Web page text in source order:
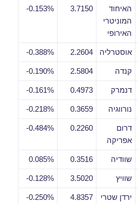
האיחוד
המוניטרי
האירופי
3.7150
0.153%-
אוסטרליה 2.2604
0.388%-
קנדה 2.5804
0.190%-
דנמרק 0.4973
0.161%-
נורווגיה 0.3659
0.218%-
דרום
אפריקה
0.2260
0.484%-
שוודיה 0.3516
0.085%
שוויץ 3.5020
0.128%-
ירדן שטרי
4.8357
0.250%-